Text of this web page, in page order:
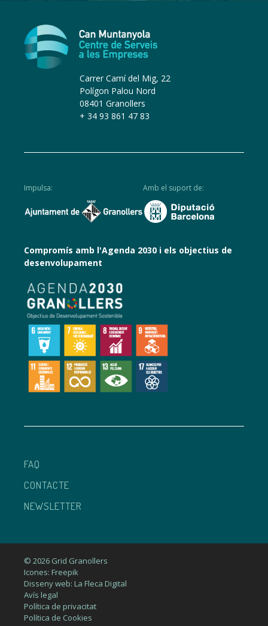
Carrer Camí del Mig, 22
Polígon Palou Nord
08401 Granollers
+ 34 93 861 47 83
Impulsa: Amb el suport de:
Compromís amb l'Agenda 2030 i els objectius de
desenvolupament
FAQ
CONTACTE
NEWSLETTER
© 2026 Grid Granollers
Icones: Freepik
Disseny web: La Fleca Digital
Avís legal
Política de privacitat
Política de Cookies